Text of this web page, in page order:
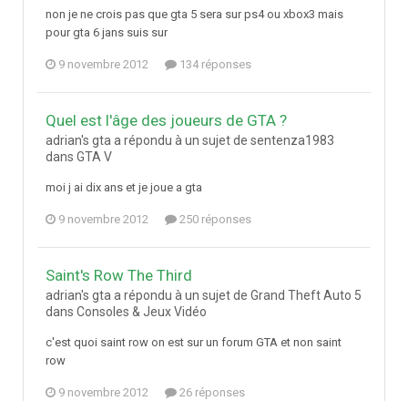
non je ne crois pas que gta 5 sera sur ps4 ou xbox3 mais
pour gta 6 jans suis sur
9 novembre 2012 134 réponses
Quel est l'âge des joueurs de GTA ?
adrian's gta a répondu à un sujet de sentenza1983
dans GTA V
moi j ai dix ans et je joue a gta
9 novembre 2012 250 réponses
Saint's Row The Third
adrian's gta a répondu à un sujet de Grand Theft Auto 5
dans Consoles & Jeux Vidéo
c'est quoi saint row on est sur un forum GTA et non saint
row
9 novembre 2012 26 réponses